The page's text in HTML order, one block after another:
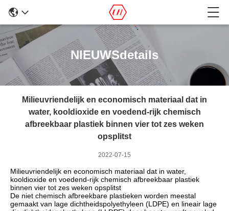
NIEUWSdetails
Milieuvriendelijk en economisch materiaal dat in
water, kooldioxide en voedend-rijk chemisch
afbreekbaar plastiek binnen vier tot zes weken
opsplitst
2022-07-15
Milieuvriendelijk en economisch materiaal dat in water,
kooldioxide en voedend-rijk chemisch afbreekbaar plastiek
binnen vier tot zes weken opsplitst
De niet chemisch afbreekbare plastieken worden meestal
gemaakt van lage dichtheidspolyethyleen (LDPE) en lineair lage